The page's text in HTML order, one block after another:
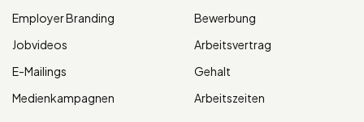
Employer Branding
Jobvideos
E-Mailings
Medienkampagnen
Bewerbung
Arbeitsvertrag
Gehalt
Arbeitszeiten